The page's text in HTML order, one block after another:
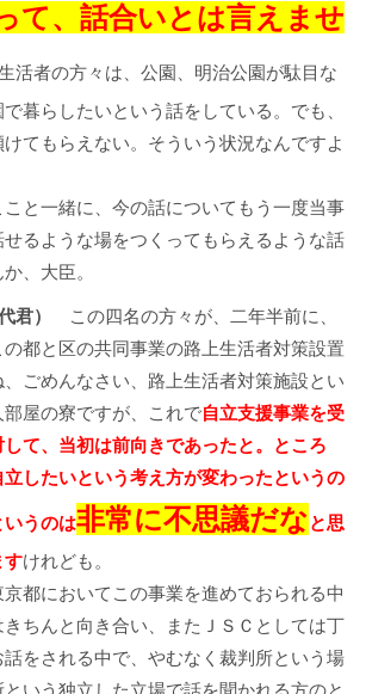
て、話合いとは言えませ
活者の方々は、公園、明治公園が駄目な
暮らしたいという話をしている。でも、
てもらえない。そういう状況なんですよ
こと一緒に、今の話についてもう一度当事
るような場をつくってもらえるような話
、大臣。
君）
この四名の方々が、二年半前に、
都と区の共同事業の路上生活者対策設置
ごめんなさい、路上生活者対策施設とい
屋の寮ですが、これで自立支援事業を受
て、当初は前向きであったと。ところ
したいという考え方が変わったというの
いうのは非常に不思議だなと思
すけれども。
都においてこの事業を進めておられる中
ちんと向き合い、またＪＳＣとしては丁
をされる中で、やむなく裁判所という場